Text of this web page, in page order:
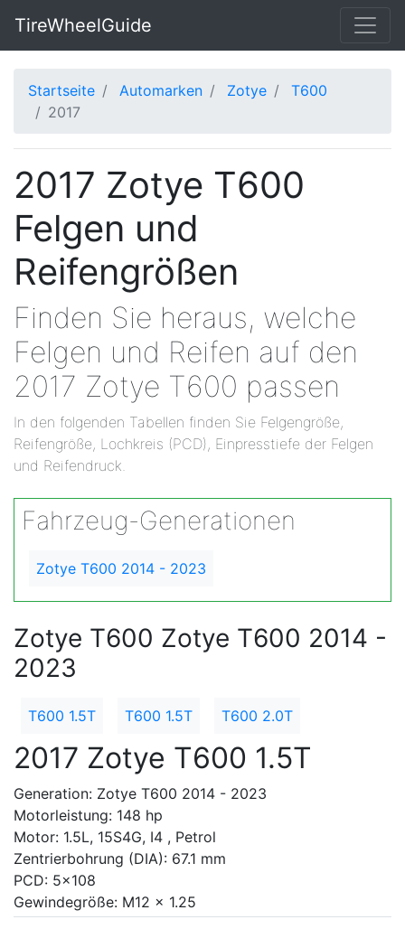
TireWheelGuide
Startseite Automarken Zotye
T600
2017
2017 Zotye T600
Felgen und
Reifengrößen
Finden Sie heraus, welche
Felgen und Reifen auf den
2017 Zotye T600 passen
In den folgenden Tabellen finden Sie Felgengröße,
Reifengröße, Lochkreis (PCD), Einpresstiefe der Felgen
und Reifendruck.
Fahrzeug-Generationen
Zotye T600 2014 - 2023
Zotye T600 Zotye T600 2014 -
2023
T600 1.5T T600 1.5T T600 2.0T
2017 Zotye T600 1.5T
Generation: Zotye T600 2014 - 2023
Motorleistung: 148 hp
Motor: 1.5L, 15S4G, I4 , Petrol
Zentrierbohrung (DIA): 67.1 mm
PCD: 5x108
Gewindegröße: M12 x 1.25